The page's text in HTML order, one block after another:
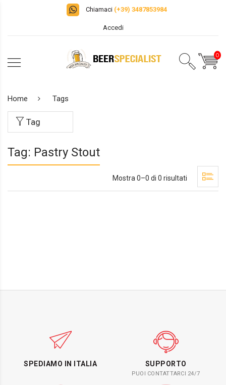
Chiamaci (+39) 3487853984
Accedi
0
Home Tags
Tag
Tag: Pastry Stout
Mostra 0–0 di 0 risultati
SPEDIAMO IN ITALIA SUPPORTO
PUOI CONTATTARCI 24/7